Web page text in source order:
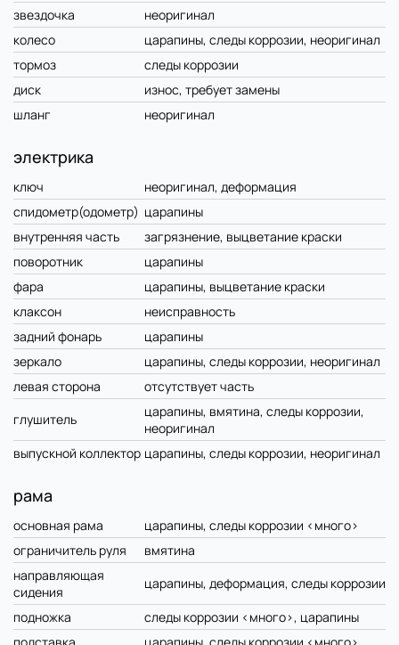
звездочка
неоригинал
колесо
царапины, следы коррозии, неоригинал
тормоз
следы коррозии
диск
износ, требует замены
шланг
неоригинал
электрика
ключ
неоригинал, деформация
спидометр(одометр) царапины
внутренняя часть
загрязнение, выцветание краски
поворотник
царапины
фара
царапины, выцветание краски
клаксон
неисправность
задний фонарь
царапины
зеркало
царапины, следы коррозии, неоригинал
левая сторона
отсутствует часть
глушитель
царапины, вмятина, следы коррозии,
неоригинал
выпускной коллектор царапины, следы коррозии, неоригинал
рама
основная рама
царапины, следы коррозии <много>
ограничитель руля
вмятина
направляющая
сидения
царапины, деформация, следы коррозии
подножка
следы коррозии <много>, царапины